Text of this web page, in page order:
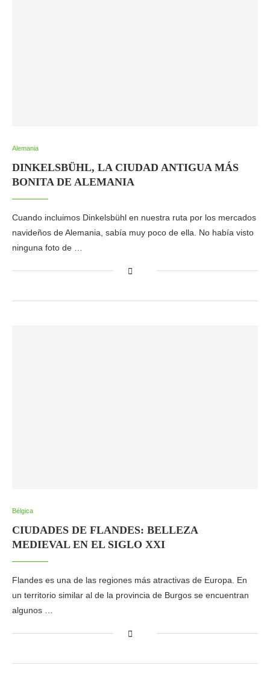
Alemania
DINKELSBÜHL, LA CIUDAD ANTIGUA MÁS
BONITA DE ALEMANIA
Cuando incluimos Dinkelsbühl en nuestra ruta por los mercados
navideños de Alemania, sabía muy poco de ella. No había visto
ninguna foto de …
Bélgica
CIUDADES DE FLANDES: BELLEZA
MEDIEVAL EN EL SIGLO XXI
Flandes es una de las regiones más atractivas de Europa. En
un territorio similar al de la provincia de Burgos se encuentran
algunos …